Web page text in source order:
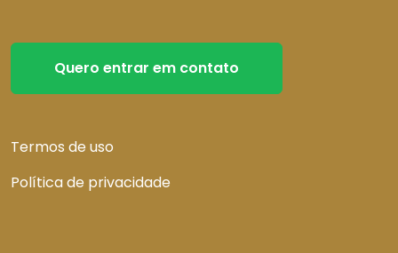
Quero entrar em contato
Termos de uso
Política de privacidade